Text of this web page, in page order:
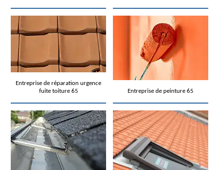
Entreprise de réparation urgence
fuite toiture 65
Entreprise de peinture 65